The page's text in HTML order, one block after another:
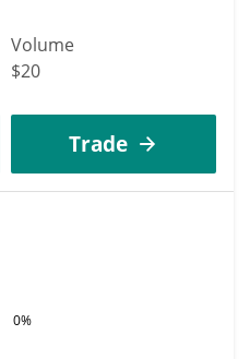
Volume
$20
Trade
0%